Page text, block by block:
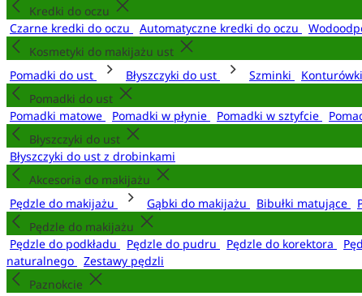
Kredki do oczu
Czarne kredki do oczu
Automatyczne kredki do oczu
Kosmetyki do makijażu ust
Pomadki do ust
Błyszczyki do ust Szminki
Pomadki do ust
Pomadki matowe
Pomadki w płynie Pomadki w sztyfcie
Błyszczyki do ust
Błyszczyki do ust z drobinkami
Akcesoria do makijażu
Pędzle do makijażu
Gąbki do makijażu Bibułki matujące
Pędzle do makijażu
Pędzle do podkładu
Pędzle do pudru Pędzle do korektora
naturalnego
Zestawy pędzli
Paznokcie